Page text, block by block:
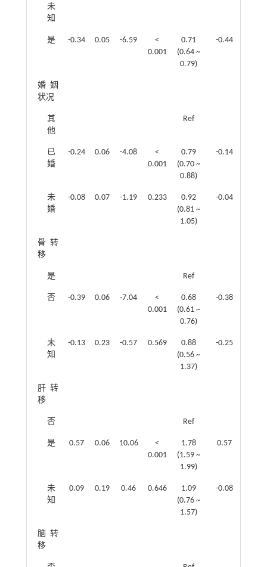
未
知
是 -0.34 0.05 -6.59
<
0.001
0.71
(0.64 ~
0.79)
-0.44
婚姻
状况
其
他
Ref
已
婚
-0.24 0.06 -4.08
<
0.001
0.79
(0.70 ~
0.88)
-0.14
未
婚
-0.08 0.07 -1.19 0.233
0.92
(0.81 ~
1.05)
-0.04
骨转
移
是 Ref
否 -0.39 0.06 -7.04
<
0.001
0.68
(0.61 ~
0.76)
-0.38
未
知
-0.13 0.23 -0.57 0.569
0.88
(0.56 ~
1.37)
-0.25
肝转
移
否 Ref
是 0.57 0.06 10.06
<
0.001
1.78
(1.59 ~
1.99)
0.57
未
知
0.09 0.19 0.46 0.646
1.09
(0.76 ~
1.57)
-0.08
脑转
移